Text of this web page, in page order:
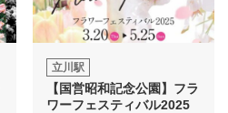
立川駅
【国営昭和記念公園】フラ
ワーフェスティバル2025